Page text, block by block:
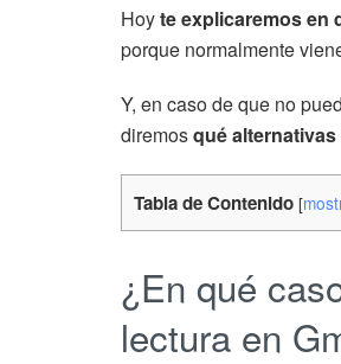
Hoyte explicaremos en
porque normalmente
Y, en caso de que no
diremosqué
Tabla de Contenido [
¿En qué
lectura en